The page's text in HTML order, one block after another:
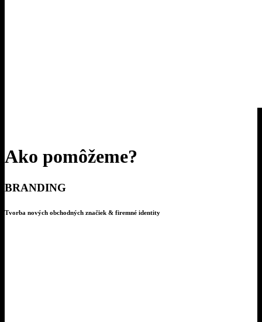
Ako pomôžeme?
BRANDING
Tvorba nových obchodných značiek & firemné identity